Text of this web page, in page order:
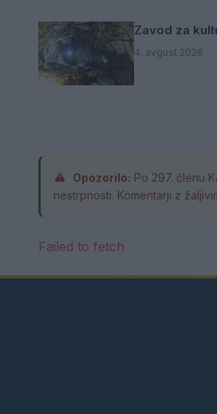
Zavod za
4. avgust 2026
Opozorilo: Po 297. členu
nestrpnosti. Komentarji z
Failed to fetch